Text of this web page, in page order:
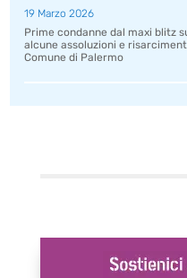
19 Marzo 2026
Prime condanne dal maxi blitz
alcune assoluzioni e
Comune di Palermo